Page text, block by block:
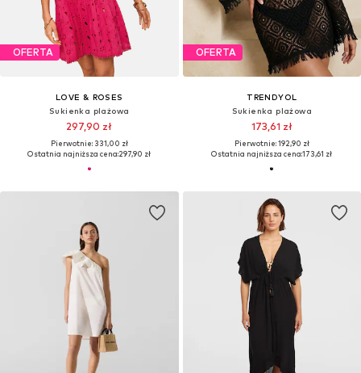
OFERTA
LOVE & ROSES
Sukienka plażowa
297,90 zł
Pierwotnie: 331,00 zł
Ostatnia najniższa cena:297,90 zł
OFERTA
TRENDYOL
Sukienka plażowa
173,61 zł
Pierwotnie: 192,90 zł
Ostatnia najniższa cena:173,61 zł